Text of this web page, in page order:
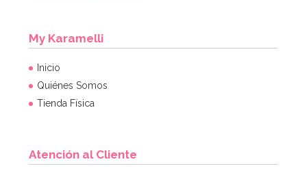
My Karamelli
Inicio
Quiénes Somos
Tienda Física
Atención al Cliente